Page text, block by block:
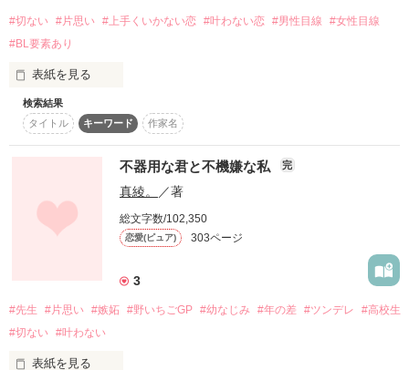
創作料理よりも家庭料理を好む
何かを心ゆくまで
愛する？
それ自体を知らない
兄の琉生(るい)は
糸風グループの社長
流(はる)以外には、冷酷冷淡。
たった一人の妹
流の事は、大事に大切にしている。
流(はる)は、この先
どう生きるのか······
：
：
作品を読む
だって君はもう
他の男のものだから
｢古都ちゃんの彼氏って
どんな人？｣
#切ない #片思い #上手くいかない恋 #叶わない恋 #男性目線
#女性目線
#BL要素あり
表紙を見る
どんなに望んでも叶わない恋がある
                             佐竹旭
検索結果
タイトル
キーワード 作家名
不器用な君と不機嫌な私 完
真綾。 ／著
総文字数/102,350
恋愛(ピュア) 303ページ
3
#先生 #片思い #嫉妬 #野いちごGP #幼なじみ #年の差 #ツンデレ
#高校生
#切ない #叶わない
表紙を見る